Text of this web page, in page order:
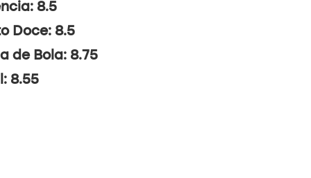
8.5
Doce: 8.5
de Bola: 8.75
8.55